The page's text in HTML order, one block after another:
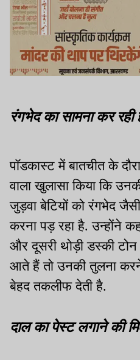
रंगभेद का सामना कर रही
पॉडकास्ट में बातचीत के
वाला खुलासा किया कि
जुड़वा बेटियों को रंगभेद
करना पड़ रहा है. उन्होंने
और दूसरी थोड़ी डस्की
आते हैं तो उनकी तुलना
बेहद तकलीफ देती है.
दाल का पेस्ट लगाने की